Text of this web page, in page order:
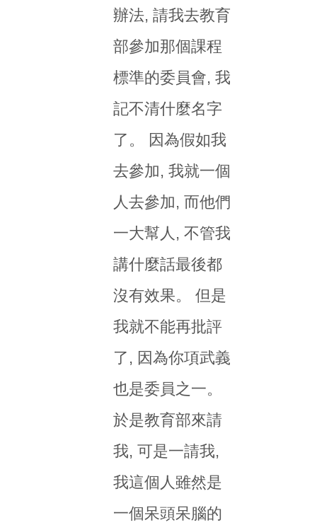
辦法, 請我去教育
部參加那個課程
標準的委員會, 我
記不清什麼名字
了。 因為假如我
去參加, 我就一個
人去參加, 而他們
一大幫人, 不管我
講什麼話最後都
沒有效果。 但是
我就不能再批評
了, 因為你項武義
也是委員之一。
於是教育部來請
我, 可是一請我,
我這個人雖然是
一個呆頭呆腦的